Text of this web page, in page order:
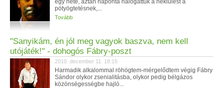
egy hete, aztán naponta halogattuk a nekiülést a
pötyögtetésnek,...
Tovább
"Sanyikám, én jól meg vagyok baszva, nem kell
utójáték!" - dohogós Fábry-poszt
2010. december 11. 18:15
Harmadik alkalommal röhögtem-mérgelődtem végig Fábry
Sándor olykor zsenialitásba, olykor pedig bélgázos
közönségességbe hajló...